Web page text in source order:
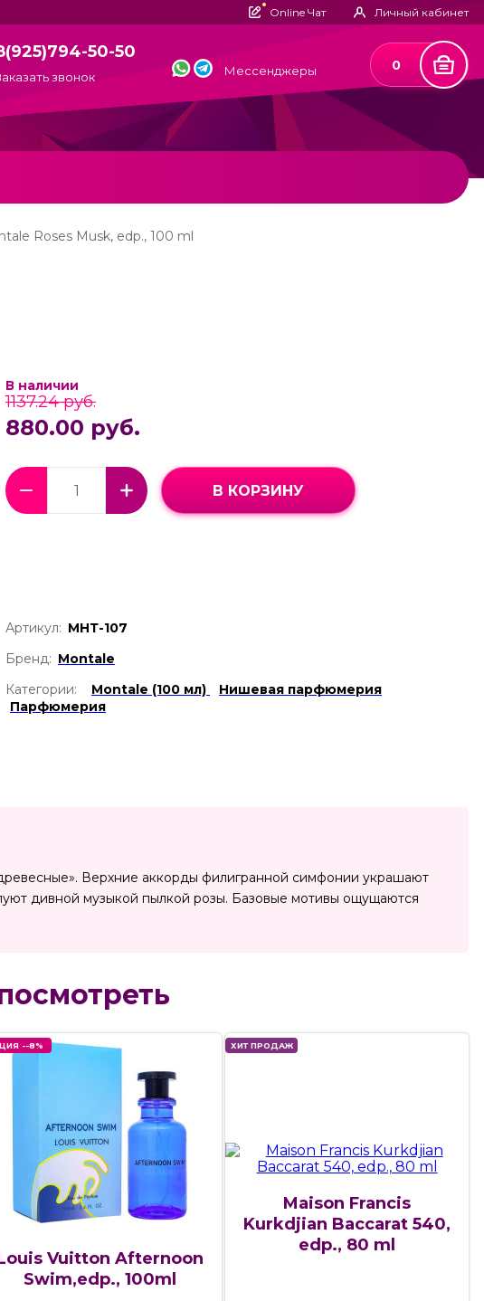
Online Чат Личный кабинет
50-50
звонок Мессенджеры 0
Roses Musk, edp., 100 ml
В наличии
1137.24 руб.
880.00 руб.
В КОРЗИНУ
Артикул: МНТ-107
Бренд: Montale
Категории:
Montale (100 мл)
Нишевая парфюмерия
Парфюмерия
Верхние аккорды филигранной симфонии украшают
дивной музыкой пылкой розы. Базовые мотивы ощущаются
--8%
Vuitton Afternoon
Swim,edp., 100ml
ХИТ ПРОДАЖ
Maison Francis
Kurkdjian Baccarat 540,
edp., 80 ml